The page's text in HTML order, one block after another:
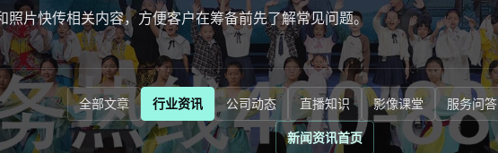
片快传相关内容，方便客户在筹备前先了解常见问题。
全部文章 行业资讯 公司动态 直播知识 影像课堂 服务问答
新闻资讯首页